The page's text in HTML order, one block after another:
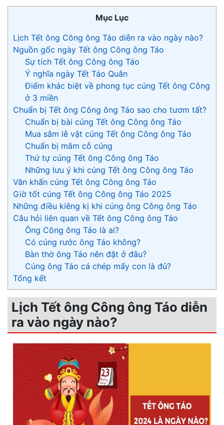
Mục Lục
Lịch Tết ông Công ông Táo diễn ra vào ngày nào?
Nguồn gốc ngày Tết ông Công ông Táo
Sự tích Tết ông Công ông Táo
Ý nghĩa ngày Tết Táo Quân
Điểm khác biệt về phong tục cúng Tết ông Công
ở 3 miền
Chuẩn bị Tết ông Công ông Táo sao cho tươm tất?
Chuẩn bị bài cúng Tết ông Công ông Táo
Mua sắm lễ vật cúng Tết ông Công ông Táo
Chuẩn bị mâm cỗ cúng
Thứ tự cúng Tết ông Công ông Táo
Những lưu ý khi cúng Tết ông Công ông Táo
Văn khấn cúng Tết ông Công ông Táo
Giờ tốt cúng Tết ông Công ông Táo 2025
Những điều kiêng kị khi cúng ông Công ông Táo
Câu hỏi liên quan về Tết ông Công ông Táo
Ông Công ông Táo là ai?
Có cúng rước ông Táo không?
Bàn thờ ông Táo nên đặt ở đâu?
Cúng ông Táo cá chép mấy con là đủ?
Tổng kết
Lịch Tết ông Công ông Táo diễn
ra vào ngày nào?